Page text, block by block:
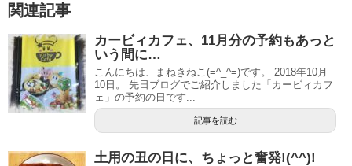
関連記事
カービィカフェ、11月分の予約もあっと
いう間に…
こんにちは、まねきねこ(=^_^=)です。 2018年10月
10日。 先日ブログでご紹介しました「カービィカフ
ェ」の予約の日です...
記事を読む
土用の丑の日に、ちょっと奮発!(^^)!